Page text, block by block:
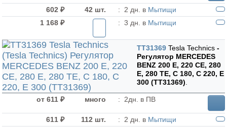
602 ₽ 42 шт. : 2 дн. в Мытищи
1 168 ₽
: 3 дн. в Мытищи
TT31369 Tesla Technics -
Регулятор MERCEDES
BENZ 200 E, 220 CE, 280
E, 280 TE, C 180, C 220, E
300 (TT31369).
от 611 ₽ много : 2дн. в ПВ
611 ₽ 112 шт. : 2 дн. в Мытищи